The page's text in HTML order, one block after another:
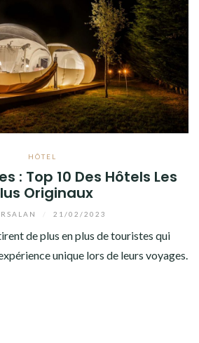
HÔTEL
: Top 10 Des Hôtels Les
Originaux
21/02/2023
de plus en plus de touristes qui
unique lors de leurs voyages.